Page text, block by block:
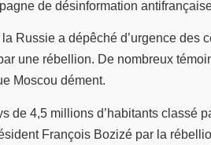
de désinformation
Russie a dépêché d’urgence
une rébellion. De nombreux
Moscou dément.
de 4,5 millions d’habitants classé
François Bozizé par la